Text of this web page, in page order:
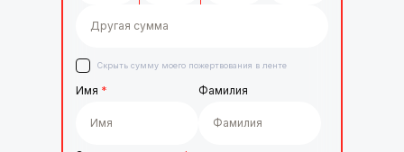
Скрыть сумму моего пожертвования в ленте
Имя * Фамилия